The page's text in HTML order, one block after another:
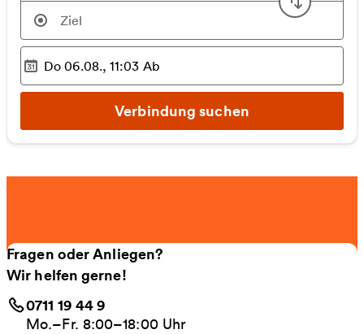
Start
Ausgewählter Zeitpunkt
Do 06.08., 11:03 Ab
Verbindung suchen
Fragen oder Anliegen?
Wir helfen gerne!
0711 19 44 9
Mo.–Fr. 8:00–18:00 Uhr